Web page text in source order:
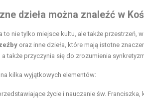
dzieła można znaleźć w
to nie tylko miejsce kultu, ale także
oraz inne dzieła, które mają istotne
a także przyczynia się do zrozumienia
kilka wyjątkowych elementów:
życie i nauczanie św.